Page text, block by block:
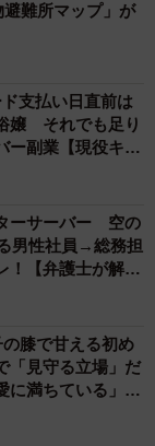
難所マップ」が
支払い日直前は
嬢 それでも足り
ー副業【現役キャ
ーサーバー 空の
男性社員→総務担
！【弁護士が解
膝で甘える初め
見守る立場」だ
満ちている」